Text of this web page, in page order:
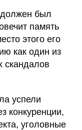
был
память
этого его
как один из
скандалов
успели
конкуренции,
уголовные